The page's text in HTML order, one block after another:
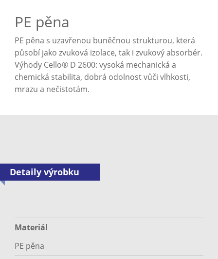
PE pěna
PE pěna s uzavřenou buněčnou strukturou, která
působí jako zvuková izolace, tak i zvukový absorbér.
Výhody Cello® D 2600: vysoká mechanická a
chemická stabilita, dobrá odolnost vůči vlhkosti,
mrazu a nečistotám.
Detaily výrobku
Materiál
PE pěna